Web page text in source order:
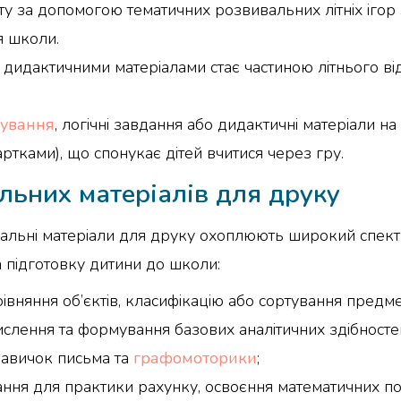
допомогою тематичних розвивальних літніх ігор
школи.
матеріалами стає частиною літнього
, логічні завдання або дидактичні матеріали
що спонукає дітей вчитися через гру.
матеріалів для друку
матеріали для друку охоплюють широкий
підготовку дитини до школи:
об’єктів, класифікацію або сортування
та формування базових аналітичних
письма та графомоторики;
для практики рахунку, освоєння математичних